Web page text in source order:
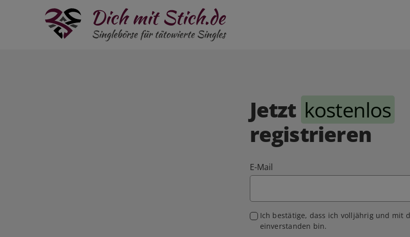
Jetzt kostenlos
registrieren
E-Mail
Ich bestätige, dass ich volljährig und mit
einverstanden bin.